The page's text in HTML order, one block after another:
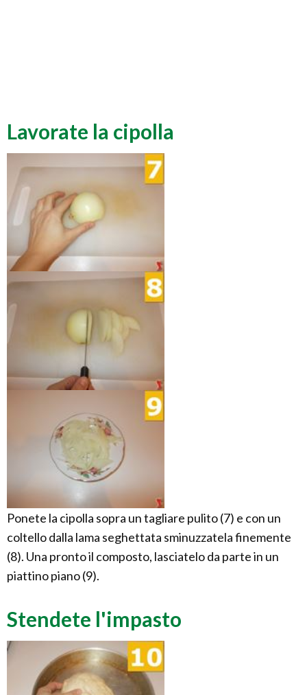
Lavorate la cipolla
Ponete la cipolla sopra un tagliare pulito (7) e con un
coltello dalla lama seghettata sminuzzatela finemente
(8). Una pronto il composto, lasciatelo da parte in un
piattino piano (9).
Stendete l'impasto